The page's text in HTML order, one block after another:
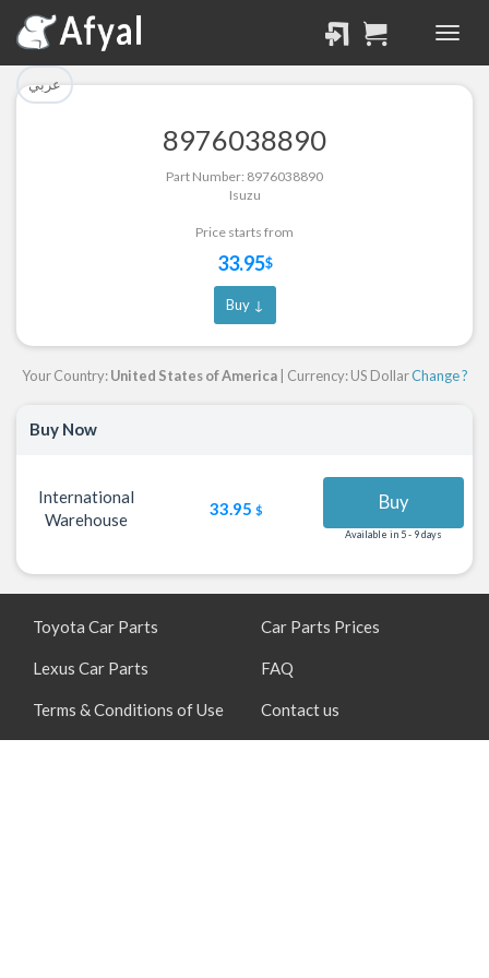
عربي
8976038890
Part Number: 8976038890
Isuzu
Price starts from
33.95$
Buy ↓
Your Country:United States of America| Currency: US DollarChange ?
Buy Now
International
Warehouse
33.95 $ Buy
Available in 5 - 9 days
تم إضافة القطعة بنجاح.
Part Successfully
Selected
تم إضافة القطعة للسلة
بنجاح.
Part Added to Cart
Toyota Car Parts
Lexus Car Parts
Terms & Conditions of Use
Car Parts Prices
FAQ
Contact us